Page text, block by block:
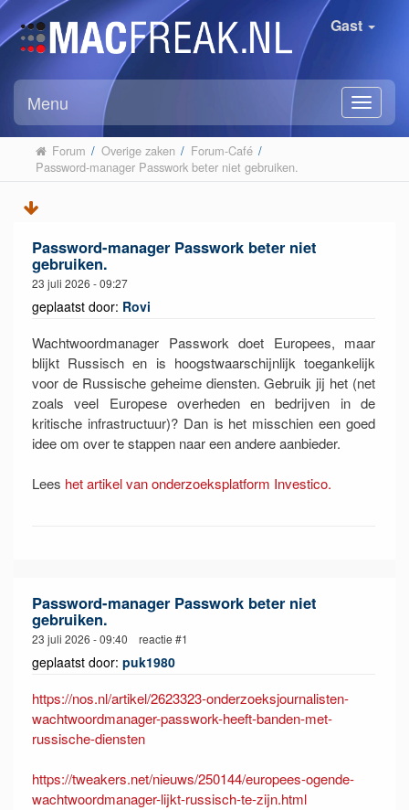
Gast
Menu
Forum / Overige zaken / Forum-Café /
Password-manager Passwork beter niet gebruiken.
Password-manager Passwork beter niet
gebruiken.
23 juli 2026 - 09:27
geplaatst door: Rovi
Wachtwoordmanager Passwork doet Europees, maar
blijkt Russisch en is hoogstwaarschijnlijk toegankelijk
voor de Russische geheime diensten. Gebruik jij het (net
zoals veel Europese overheden en bedrijven in de
kritische infrastructuur)? Dan is het misschien een goed
idee om over te stappen naar een andere aanbieder.
Lees het artikel van onderzoeksplatform Investico.
Password-manager Passwork beter niet
gebruiken.
23 juli 2026 - 09:40 reactie #1
geplaatst door: puk1980
https://nos.nl/artikel/2623323-onderzoeksjournalisten-
wachtwoordmanager-passwork-heeft-banden-met-
russische-diensten
https://tweakers.net/nieuws/250144/europees-ogende-
wachtwoordmanager-lijkt-russisch-te-zijn.html